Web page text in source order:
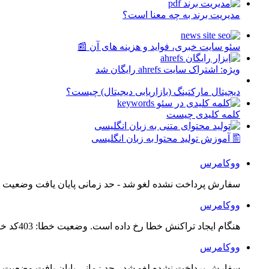
مدیریت برند به چه معنا است؟
سئو سایت خبری، فواید و هزینه های آن 📰
ویژه: اشتراک سایت ahrefs رایگان شد
دیجیتال مارکتینگ (بازاریابی دیجیتال) چیست؟
کلمه کلیدی چیست
🖺 آموزش تولید محتوا به زبان انگلیسی
ووکامرس
سفارش پرداخت نشده لغو شد - حد زمانی پایان یافت
ووکامرس
هنگام ایجاد تراکنش خطا رخ داده است. وضعیت خطا: 403کد خطا: 21...
ووکامرس